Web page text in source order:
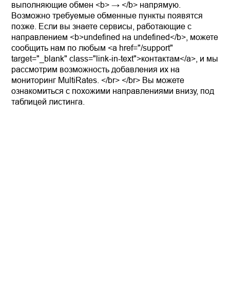
выполняющие обмен <b> → </b> напрямую.
Возможно требуемые обменные пункты появятся
позже. Если вы знаете сервисы, работающие с
направлением <b>undefined на undefined</b>, можете
сообщить нам по любым <a href="/support"
target="_blank" class="link-in-text">контактам</a>, и мы
рассмотрим возможность добавления их на
мониторинг MultiRates. </br> </br> Вы можете
ознакомиться с похожими направлениями внизу, под
таблицей листинга.